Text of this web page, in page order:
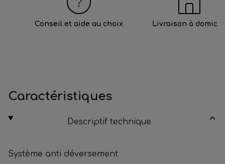
Conseil et aide au choix Livraison à
Caractéristiques
Descriptif technique
Système anti déversement